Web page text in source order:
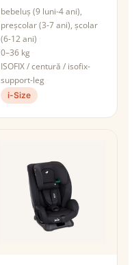
bebeluș (9 luni-4 ani),
preșcolar (3-7 ani), școlar
(6-12 ani)
0–36 kg
ISOFIX / centură / isofix-
support-leg
i-Size